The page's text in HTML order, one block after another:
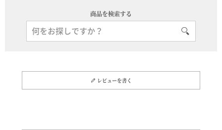
商品を検索する
レビューを書く